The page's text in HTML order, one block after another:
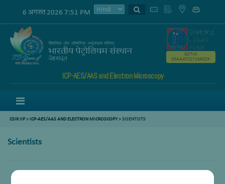
6 अगस्त 2026 7:51 PM
ICP-AES/AAS and Electron Microscopy
GSTIN
05AAATC2716R2ZK
CSIR IIP> ICP-AES/AAS AND ELECTRON MICROSCOPY>SCIENTISTS
Scientists